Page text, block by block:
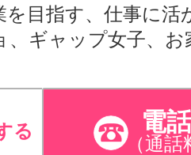
を目指す、仕事に活
、ギャップ女子、
る 電
（通話